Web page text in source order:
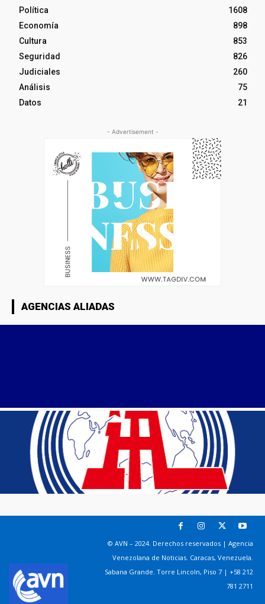
Política
1608
Economía
898
Cultura
853
Seguridad
826
Judiciales
260
Análisis
75
Datos
21
- Advertisement -
AGENCIAS ALIADAS
© AVN – 2024. Derechos reservados | Agencia
Venezolana de Noticias. Caracas, Venezuela.
Sabana Grande. Torre Lincoln, Piso 7 | +58 212
781 2711